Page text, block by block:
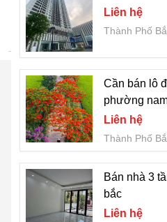
TÌM
Liên hệ
Thành Phố
Cần bán lô
phường
Liên hệ
Thành Phố
Bán nhà 3
bắc
Liên hệ